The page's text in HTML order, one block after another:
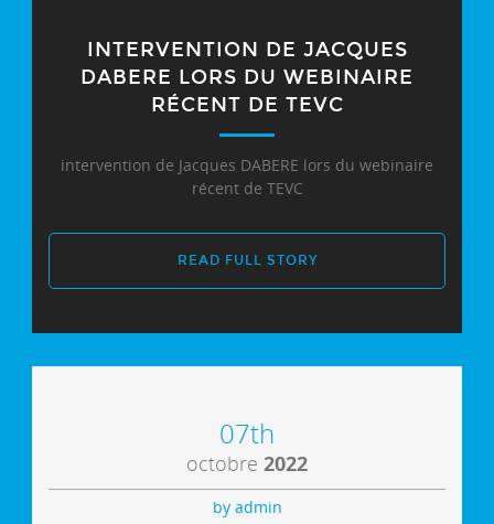
INTERVENTION DE JACQUES
DABERE LORS DU WEBINAIRE
RÉCENT DE TEVC
intervention de Jacques DABERE lors du webinaire
récent de TEVC
READ FULL STORY
07th
octobre 2022
by admin